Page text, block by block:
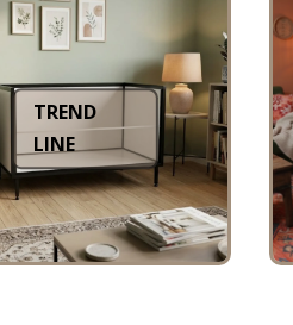
TREND
LINE